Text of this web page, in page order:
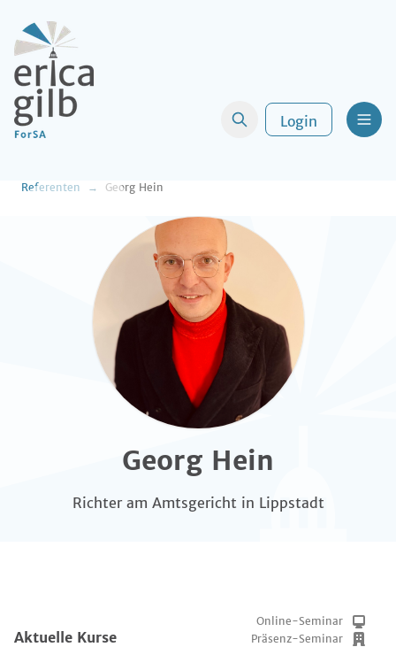
Login
Referenten Georg Hein
Georg Hein
Richter am Amtsgericht in Lippstadt
Aktuelle Kurse
Online-Seminar
Präsenz-Seminar